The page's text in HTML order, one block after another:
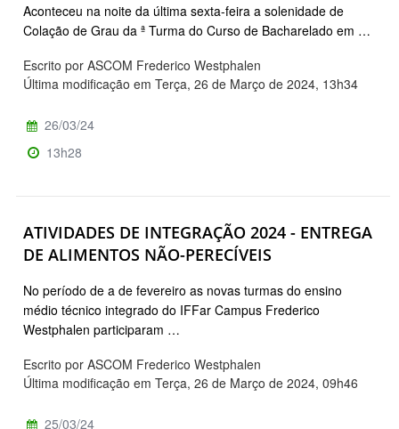
Aconteceu na noite da última sexta-feira a solenidade de
Colação de Grau da ª Turma do Curso de Bacharelado em …
Escrito por ASCOM Frederico Westphalen
Última modificação em Terça, 26 de Março de 2024, 13h34
26/03/24
13h28
ATIVIDADES DE INTEGRAÇÃO 2024 - ENTREGA
DE ALIMENTOS NÃO-PERECÍVEIS
No período de a de fevereiro as novas turmas do ensino
médio técnico integrado do IFFar Campus Frederico
Westphalen participaram …
Escrito por ASCOM Frederico Westphalen
Última modificação em Terça, 26 de Março de 2024, 09h46
25/03/24